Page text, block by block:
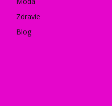
Zdravie
Blog